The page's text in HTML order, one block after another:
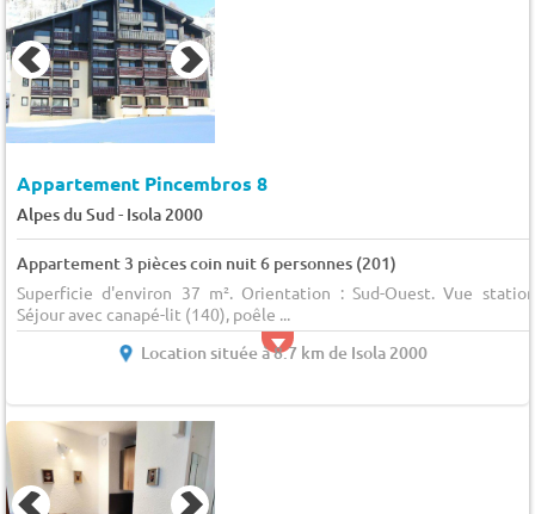
Appartement Pincembros 8
Alpes du Sud- Isola 2000
Appartement 3 pièces coin nuit 6 personnes (201)
Superficie d'environ 37 m². Orientation : Sud-Ouest. Vue
Séjour avec canapé-lit (140), poêle ...
Location située à 8.7 km de Isola 2000